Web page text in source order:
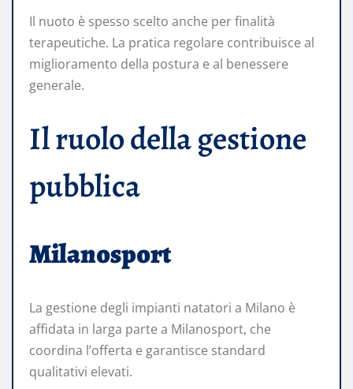
Il nuoto è spesso scelto anche per finalità
terapeutiche. La pratica regolare contribuisce al
miglioramento della postura e al benessere
generale.
Il ruolo della gestione
pubblica
Milanosport
La gestione degli impianti natatori a Milano è
affidata in larga parte a Milanosport, che
coordina l’offerta e garantisce standard
qualitativi elevati.